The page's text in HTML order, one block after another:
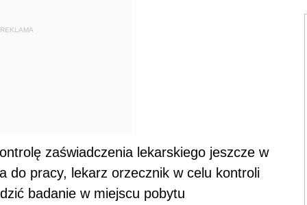
REKLAMA
zaświadczenia lekarskiego jeszcze w
do pracy, lekarz orzecznik w celu kontroli
badanie w miejscu pobytu